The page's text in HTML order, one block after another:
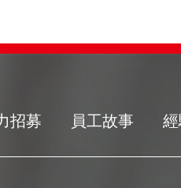
招募 員工故事